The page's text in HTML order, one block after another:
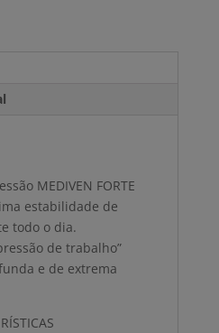
MEDIVEN FORTE
estabilidade de
todo o dia.
de trabalho”
e de extrema